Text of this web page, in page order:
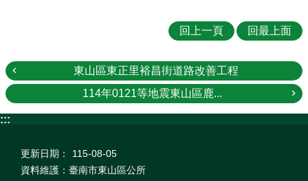
回上一頁 回最上面
東山區東正里裕昌街道路改善工程
114年0121等地震東山區鹿...
:::
更新日期：
115-08-05
資料維護：臺南市東山區公所